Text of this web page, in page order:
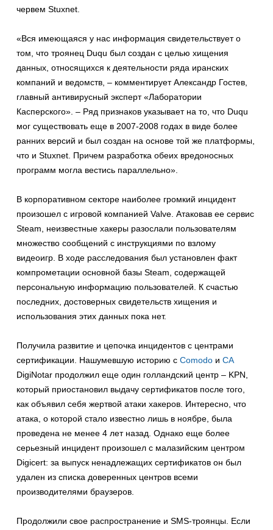
червем Stuxnet.
«Вся имеющаяся у нас информация свидетельствует о
том, что троянец Duqu был создан с целью хищения
данных, относящихся к деятельности ряда иранских
компаний и ведомств, – комментирует Александр Гостев,
главный антивирусный эксперт «Лаборатории
Касперского». – Ряд признаков указывает на то, что Duqu
мог существовать еще в 2007-2008 годах в виде более
ранних версий и был создан на основе той же платформы,
что и Stuxnet. Причем разработка обеих вредоносных
программ могла вестись параллельно».
В корпоративном секторе наиболее громкий инцидент
произошел с игровой компанией Valve. Атаковав ее сервис
Steam, неизвестные хакеры разослали пользователям
множество сообщений с инструкциями по взлому
видеоигр. В ходе расследования был установлен факт
компрометации основной базы Steam, содержащей
персональную информацию пользователей. К счастью
последних, достоверных свидетельств хищения и
использования этих данных пока нет.
Получила развитие и цепочка инцидентов с центрами
сертификации. Нашумевшую историю с Comodo и CA
DigiNotar продолжил еще один голландский центр – KPN,
который приостановил выдачу сертификатов после того,
как объявил себя жертвой атаки хакеров. Интересно, что
атака, о которой стало известно лишь в ноябре, была
проведена не менее 4 лет назад. Однако еще более
серьезный инцидент произошел с малазийским центром
Digicert: за выпуск ненадлежащих сертификатов он был
удален из списка доверенных центров всеми
производителями браузеров.
Продолжили свое распространение и SMS-троянцы. Если